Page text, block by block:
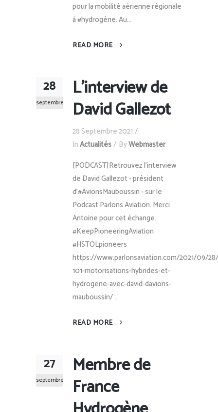
pour la mobilité aérienne régionale
à #hydrogène. Au...
READ MORE
28
septembre
L’interview de
David Gallezot
28 Septembre 2021
InActualités ByWebmaster
[PODCAST]Retrouvez l'interview
de David Gallezot - président
d'#AvionsMauboussin - sur le
Podcast Parlons Aviation. Merci
Antoine pour cet échange.
#KeepPioneeringAviation
#HSTOLpioneers
https://www.parlonsaviation.com/2021/09/
101-motorisations-hybrides-et-
hydrogene-avec-david-davions-
mauboussin/ ...
READ MORE
27
septembre
Membre de
France